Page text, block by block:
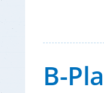
B-